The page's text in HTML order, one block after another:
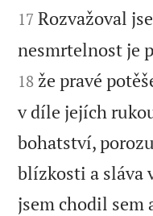
17 Rozvažoval
nesmrtelnost je
18 že pravé
v díle jejích
bohatství,
blízkosti a sláva
jsem chodil sem